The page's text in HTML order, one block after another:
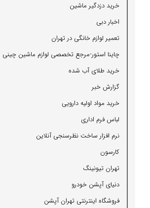
خرید دزدگیر ماشین
اخبار دبی
تعمیر لوازم خانگی در تهران
چاینا استور-مرجع تخصصی لوازم ماشین چینی
خرید طلای آب شده
گزارش خبر
خرید مواد اولیه دارویی
لباس فرم اداری
نرم افزار ساخت نظرسنجی آنلاین
كارسون
تهران تیونینگ
دنیای آپشن خودرو
فروشگاه اینترنتی تهران آپشن